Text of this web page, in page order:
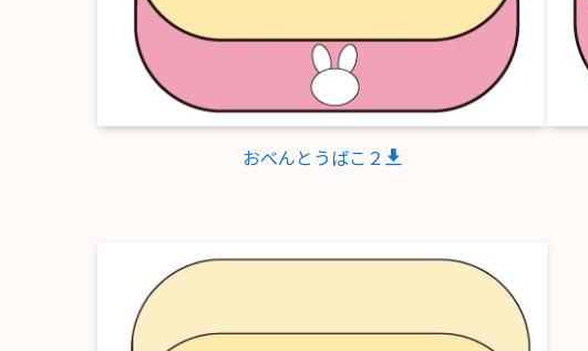
おべんとうばこ２